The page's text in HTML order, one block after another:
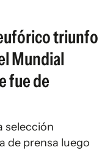
triunfo
Mundial
fue de
selección
de prensa luego